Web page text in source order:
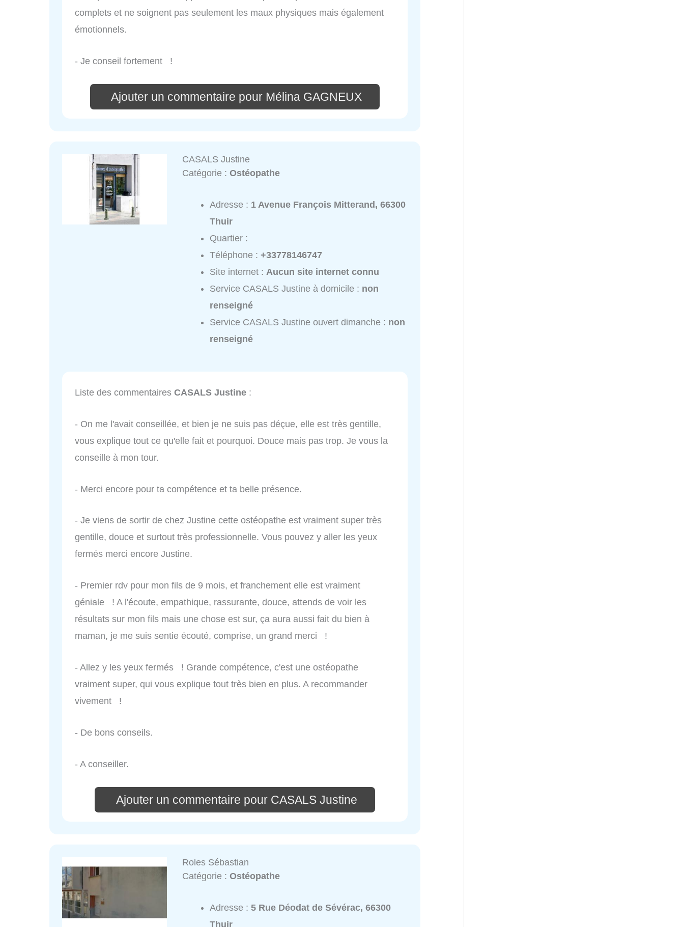
complets et ne soignent pas seulement les maux physiques mais également
émotionnels.
- Je conseil fortement !
Ajouter un commentaire pour Mélina GAGNEUX
CASALS Justine
Catégorie :Ostéopathe
Adresse : 1 Avenue François Mitterand, 66300
Thuir
Quartier :
Téléphone :+33778146747
Site internet : Aucun site internet connu
Service CASALS Justine à domicile : non
renseigné
Service CASALS Justine ouvert dimanche : non
renseigné
Liste des commentaires CASALS Justine :
- On me l'avait conseillée, et bien je ne suis pas déçue, elle est très gentille,
vous explique tout ce qu'elle fait et pourquoi. Douce mais pas trop. Je vous la
conseille à mon tour.
- Merci encore pour ta compétence et ta belle présence.
- Je viens de sortir de chez Justine cette ostéopathe est vraiment super très
gentille, douce et surtout très professionnelle. Vous pouvez y aller les yeux
fermés merci encore Justine.
- Premier rdv pour mon fils de 9 mois, et franchement elle est vraiment
géniale ! A l'écoute, empathique, rassurante, douce, attends de voir les
résultats sur mon fils mais une chose est sur, ça aura aussi fait du bien à
maman, je me suis sentie écouté, comprise, un grand merci !
- Allez y les yeux fermés ! Grande compétence, c'est une ostéopathe
vraiment super, qui vous explique tout très bien en plus. A recommander
vivement !
- De bons conseils.
- A conseiller.
Ajouter un commentaire pour CASALS Justine
Roles Sébastian
Catégorie :Ostéopathe
Adresse :5 Rue Déodat de Sévérac, 66300
Thuir